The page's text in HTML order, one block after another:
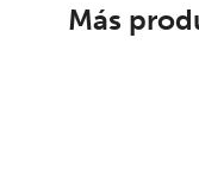
Más